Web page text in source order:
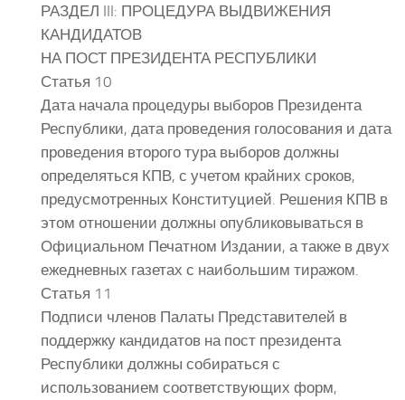
РАЗДЕЛ III: ПРОЦЕДУРА ВЫДВИЖЕНИЯ
КАНДИДАТОВ
НА ПОСТ ПРЕЗИДЕНТА РЕСПУБЛИКИ
Статья 10
Дата начала процедуры выборов Президента
Республики, дата проведения голосования и дата
проведения второго тура выборов должны
определяться КПВ, с учетом крайних сроков,
предусмотренных Конституцией. Решения КПВ в
этом отношении должны опубликовываться в
Официальном Печатном Издании, а также в двух
ежедневных газетах с наибольшим тиражом.
Статья 11
Подписи членов Палаты Представителей в
поддержку кандидатов на пост президента
Республики должны собираться с
использованием соответствующих форм,